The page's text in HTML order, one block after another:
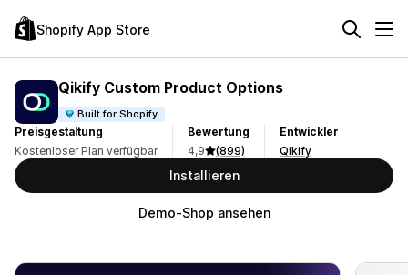
Shopify App Store
Qikify Custom Product Options
Built for Shopify
Preisgestaltung
Kostenloser Plan verfügbar
Bewertung
4,9
(899)
Entwickler
Qikify
Installieren
Demo-Shop ansehen